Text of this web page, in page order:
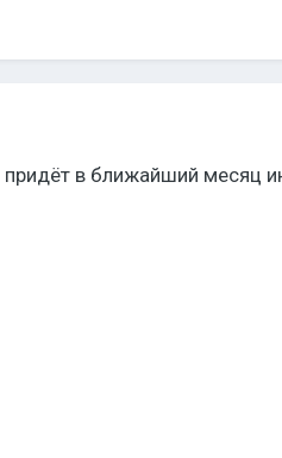
придёт в ближайший месяц